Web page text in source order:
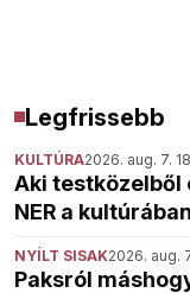
Legfrissebb
KULTÚRA2026. aug. 7.
Aki testközelből
NER a
NYÍLT SISAK2026. aug.
Paksról